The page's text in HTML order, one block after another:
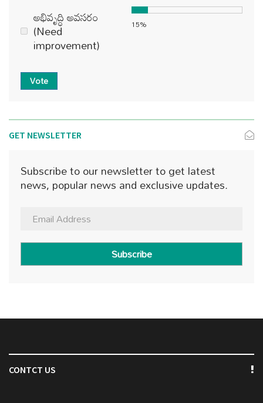
అభివృద్ధి అవసరం
(Need
improvement)
15%
Vote
GET NEWSLETTER
Subscribe to our newsletter to get latest
news, popular news and exclusive updates.
Subscribe
CONTCT US